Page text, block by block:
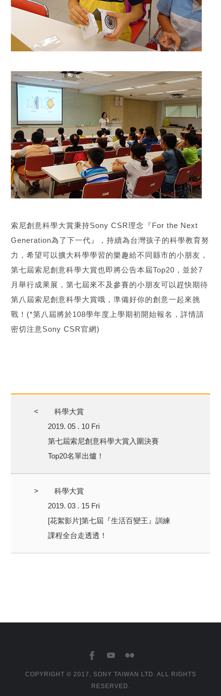
索尼創意科學大賞秉持Sony CSR理念『For the Next
Generation為了下一代』，持續為台灣孩子的科學教育努
力，希望可以擴大科學學習的樂趣給不同縣市的小朋友，
第七屆索尼創意科學大賞也即將公告本屆Top20，並於7
月舉行成果展，第七屆來不及參賽的小朋友可以趕快期待
第八屆索尼創意科學大賞哦，準備好你的創意一起來挑
戰！(*第八屆將於108學年度上學期初開始報名，詳情請
密切注意Sony CSR官網)
<
科學大賞
2019. 05 . 10 Fri
第七屆索尼創意科學大賞入圍決賽
Top20名單出爐！
>
科學大賞
2019. 03 . 15 Fri
[花絮影片]第七屆『生活百變王』訓練
課程全台走透透！
COPYRIGHT © 2017, SONY TAIWAN LTD. ALL RIGHTS
RESERVED.